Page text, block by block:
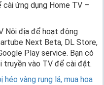
ứng dụng Home TV –
Nội địa để hoạt động
Next Beta, DL Store,
Play service. Bạn có
truyền vào TV để cài đặt.
vàng rụng lá, mua hoa